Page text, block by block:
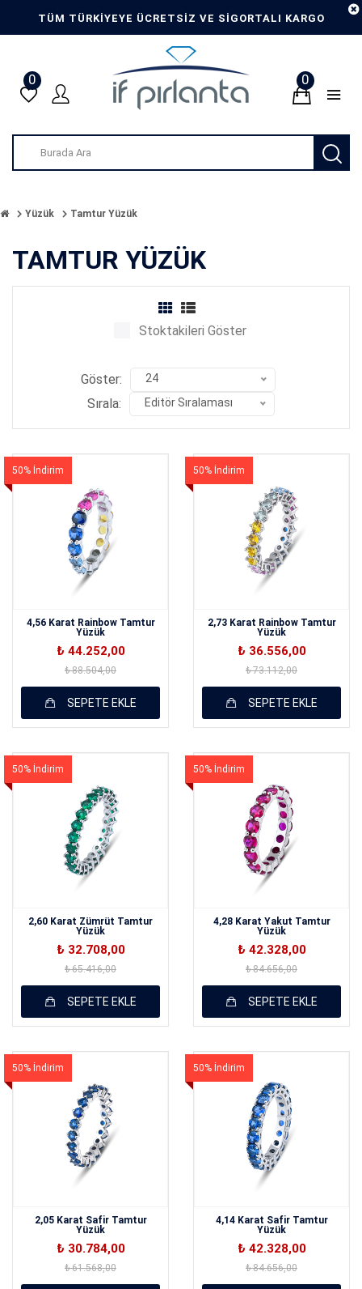
TÜM TÜRKİYEYE ÜCRETSİZ VE SİGORTALI KARGO
0 0
Yüzük Tamtur Yüzük
TAMTUR YÜZÜK
Stoktakileri Göster
Göster: 24
Sırala: Editör Sıralaması
50% İndirim
4,56 Karat Rainbow Tamtur
Yüzük
₺ 44.252,00
₺ 88.504,00
SEPETE EKLE
50% İndirim
2,73 Karat Rainbow Tamtur
Yüzük
₺ 36.556,00
₺ 73.112,00
SEPETE EKLE
50% İndirim
2,60 Karat Zümrüt Tamtur
Yüzük
₺ 32.708,00
₺ 65.416,00
SEPETE EKLE
50% İndirim
4,28 Karat Yakut Tamtur
Yüzük
₺ 42.328,00
₺ 84.656,00
SEPETE EKLE
50% İndirim
2,05 Karat Safir Tamtur
Yüzük
₺ 30.784,00
₺ 61.568,00
50% İndirim
4,14 Karat Safir Tamtur
Yüzük
₺ 42.328,00
₺ 84.656,00